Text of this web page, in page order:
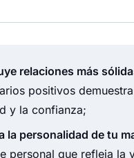
relaciones más
positivos
y la confianza;
la personalidad de tu
personal que refleja la